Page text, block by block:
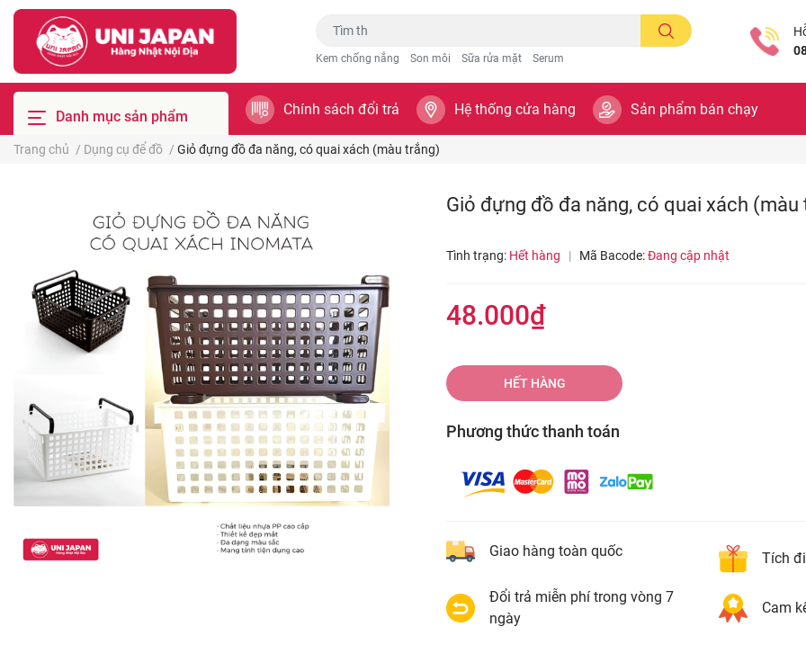
Kem chống nắng Son môi Sữa rửa mặt Serum
Danh mục sản phẩm Chính sách đổi trả Hệ thống cửa hàng Sản phẩm bán chạy
Trang chủ / Dụng cụ để đồ / Giỏ đựng đồ đa năng, có quai xách (màu trắng)
Giỏ đựng đồ đa năng, có quai xách (màu
Tình trạng: Hết hàng | Mã Bacode:Đang cập nhật
48.000₫
HẾT HÀNG
Phương thức thanh toán
Giao hàng toàn quốc Tích
Đổi trả miễn phí trong vòng 7
ngày
Cam